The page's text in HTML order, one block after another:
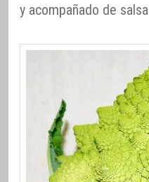
y acompañado de